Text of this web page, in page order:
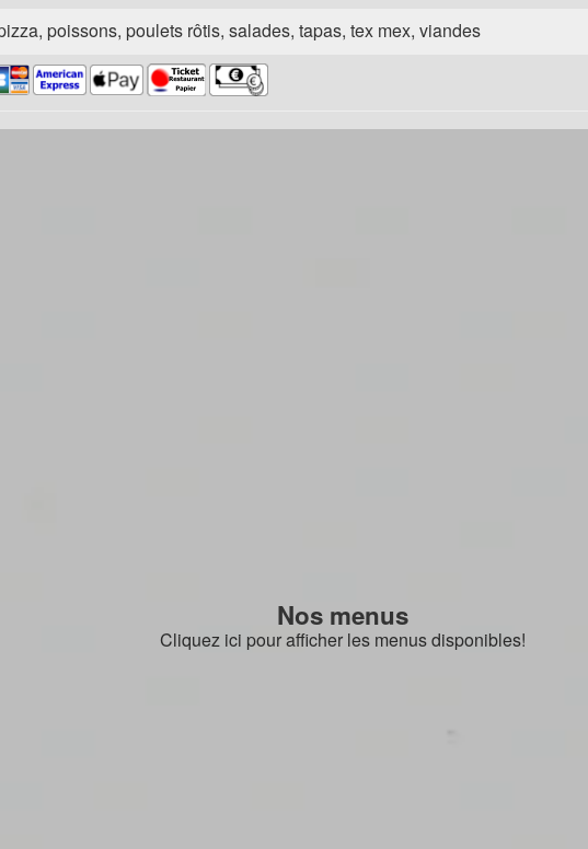
poissons, poulets rôtis, salades, tapas, tex mex, viandes
Nos menus
Cliquez ici pour afficher les menus disponibles!